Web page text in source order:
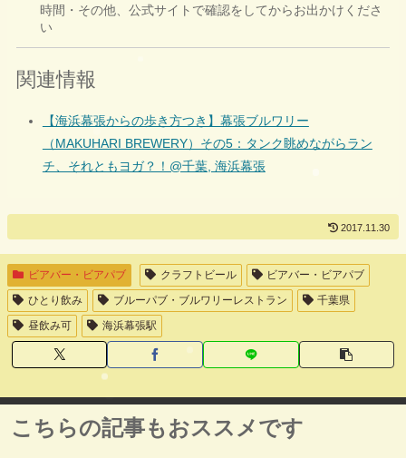
時間・その他、公式サイトで確認をしてからお出かけくださ
い
関連情報
【海浜幕張からの歩き方つき】幕張ブルワリー
（MAKUHARI BREWERY）その5：タンク眺めながらラン
チ、それともヨガ？！@千葉, 海浜幕張
2017.11.30
ビアバー・ビアパブ クラフトビール
ビアバー・ビアパブ
ひとり飲み
ブルーパブ・ブルワリーレストラン
千葉県
昼飲み可
海浜幕張駅
こちらの記事もおススメです